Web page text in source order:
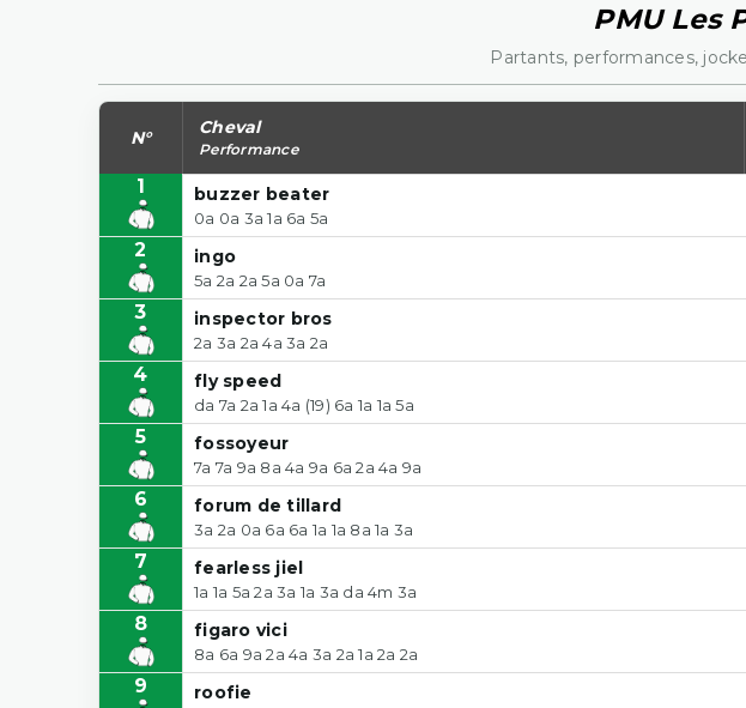
PMU Les
Partants, performances,
N° Cheval
Performance
1 buzzer beater
0a 0a 3a 1a 6a 5a
2 ingo
5a 2a 2a 5a 0a 7a
3 inspector bros
2a 3a 2a 4a 3a 2a
4 fly speed
da 7a 2a 1a 4a (19) 6a 1a 1a 5a
5 fossoyeur
7a 7a 9a 8a 4a 9a 6a 2a 4a 9a
6 forum de tillard
3a 2a 0a 6a 6a 1a 1a 8a 1a 3a
7 fearless jiel
1a 1a 5a 2a 3a 1a 3a da 4m 3a
8 figaro vici
8a 6a 9a 2a 4a 3a 2a 1a 2a 2a
9 roofie